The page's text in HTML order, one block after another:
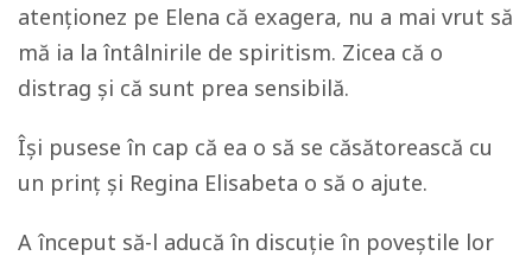
atenționez pe Elena că exagera, nu a mai vrut să
mă ia la întâlnirile de spiritism. Zicea că o
distrag și că sunt prea sensibilă.
Își pusese în cap că ea o să se căsătorească cu
un prinț și Regina Elisabeta o să o ajute.
A început să-l aducă în discuție în poveștile lor